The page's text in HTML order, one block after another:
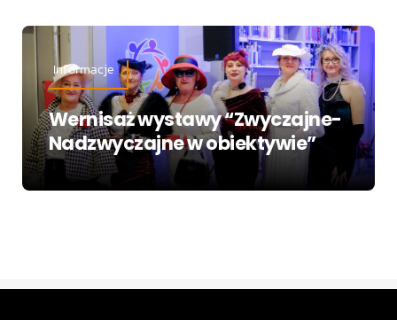
Informacje
Wernisaż wystawy “Zwyczajne-
Nadzwyczajne w obiektywie”